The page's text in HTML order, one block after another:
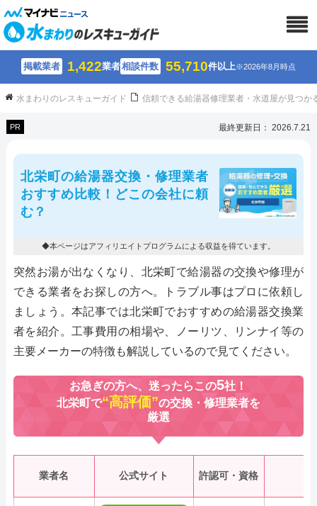
掲載業者 1,422業者相談件数 55,710件以上※2026年8月時点
水まわりのレスキューガイド 信頼できる給湯器修理業者・水道屋が見つか
PR 最終更新日： 2026.7.21
北栄町の給湯器交換・修理業者
おすすめ比較！どこの会社に頼
む？
◆本ページはアフィリエイトプログラムによる収益を得ています。
突然お湯が出なくなり、北栄町で給湯器の交換や修理が
できる業者をお探しの方へ。トラブル事はプロに依頼し
ましょう。本記事では北栄町でおすすめの給湯器交換業
者を紹介。工事費用の相場や、ノーリツ、リンナイ等の
主要メーカーの特徴も解説しているので見てください。
お急ぎの方へ、迷ったらこの5社！
北栄町で“高評価”の交換・修理業者を
厳選
業者名 公式サイト 許認可・資格